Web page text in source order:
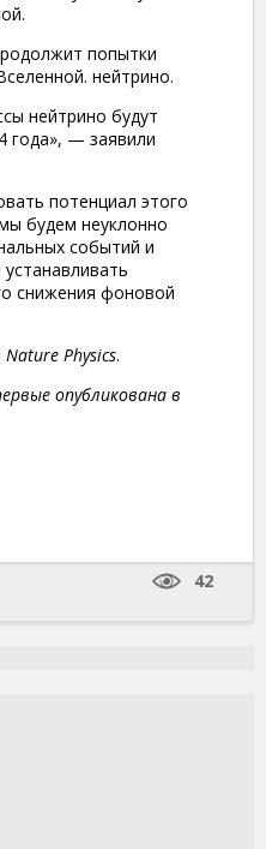
попытки
нейтрино.
нейтрино будут
года», — заявили
потенциал этого
будем неуклонно
событий и
снижения фоновой
Nature Physics.
опубликована в
42